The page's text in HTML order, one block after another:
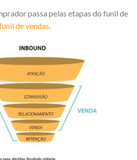
passa pelas etapas do funil de
de vendas